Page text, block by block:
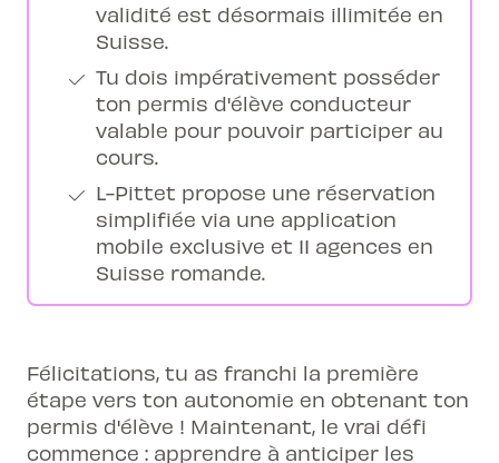
validité est désormais illimitée en
Suisse.
Tu dois impérativement posséder
ton permis d'élève conducteur
valable pour pouvoir participer au
cours.
L-Pittet propose une réservation
simplifiée via une application
mobile exclusive et 11 agences en
Suisse romande.
Félicitations, tu as franchi la première
étape vers ton autonomie en obtenant ton
permis d'élève ! Maintenant, le vrai défi
commence : apprendre à anticiper les